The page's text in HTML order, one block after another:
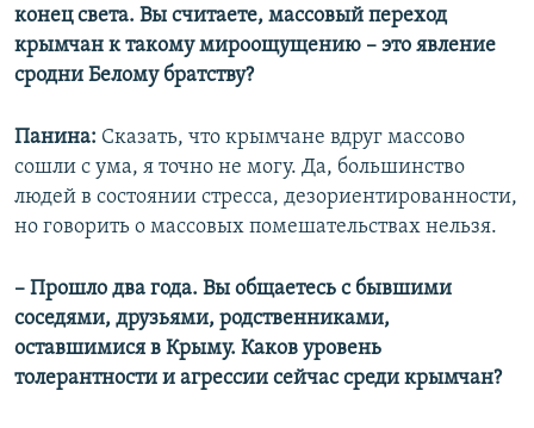
конец света. Вы считаете, массовый переход
крымчан к такому мироощущению – это явление
сродни Белому братству?
Панина: Сказать, что крымчане вдруг массово
сошли с ума, я точно не могу. Да, большинство
людей в состоянии стресса, дезориентированности,
но говорить о массовых помешательствах нельзя.
– Прошло два года. Вы общаетесь с бывшими
соседями, друзьями, родственниками,
оставшимися в Крыму. Каков уровень
толерантности и агрессии сейчас среди крымчан?